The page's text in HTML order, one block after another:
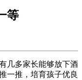
等
几多家长能够放下酒
一推，培育孩子优良